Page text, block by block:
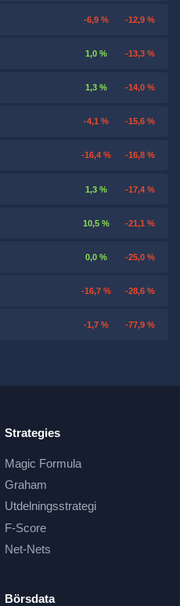
-6,9 % -12,9 %
1,0 % -13,3 %
1,3 % -14,0 %
-4,1 % -15,6 %
-16,4 % -16,8 %
1,3 % -17,4 %
10,5 % -21,1 %
0,0 % -25,0 %
-16,7 % -28,6 %
-1,7 % -77,9 %
Strategies
Magic Formula
Graham
Utdelningsstrategi
F-Score
Net-Nets
Börsdata